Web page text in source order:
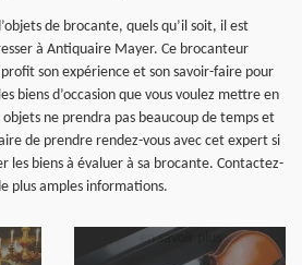
de brocante, quels qu’il soit, il est
à Antiquaire Mayer. Ce brocanteur
son expérience et son savoir-faire pour
biens d’occasion que vous voulez mettre en
ne prendra pas beaucoup de temps et
de prendre rendez-vous avec cet expert si
les biens à évaluer à sa brocante. Contactez-
plus amples informations.
en savoir plus